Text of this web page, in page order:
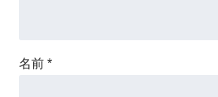
名前 *